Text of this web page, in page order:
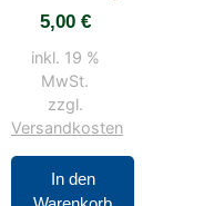
5,00 €
inkl. 19 %
MwSt.
zzgl.
Versandkosten
In den